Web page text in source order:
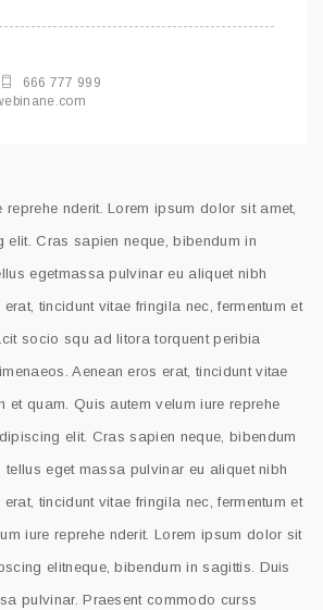
666 777 999
reprehe nderit. Lorem ipsum dolor sit amet,
elit. Cras sapien neque, bibendum in
egetmassa pulvinar eu aliquet nibh
tincidunt vitae fringila nec, fermentum et
socio squ ad litora torquent peribia
Aenean eros erat, tincidunt vitae
et quam. Quis autem velum iure reprehe
elit. Cras sapien neque, bibendum
eget massa pulvinar eu aliquet nibh
tincidunt vitae fringila nec, fermentum et
iure reprehe nderit. Lorem ipsum dolor sit
elitneque, bibendum in sagittis. Duis
pulvinar. Praesent commodo curss